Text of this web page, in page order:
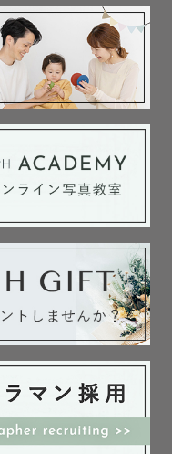
際も
で交通費・出張費をご
でも出張いたします！
ざいました！